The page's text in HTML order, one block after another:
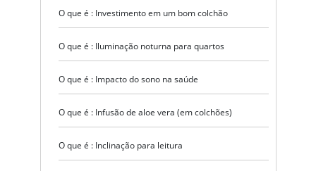
O que é : Investimento em um bom colchão
O que é : Iluminação noturna para quartos
O que é : Impacto do sono na saúde
O que é : Infusão de aloe vera (em colchões)
O que é : Inclinação para leitura